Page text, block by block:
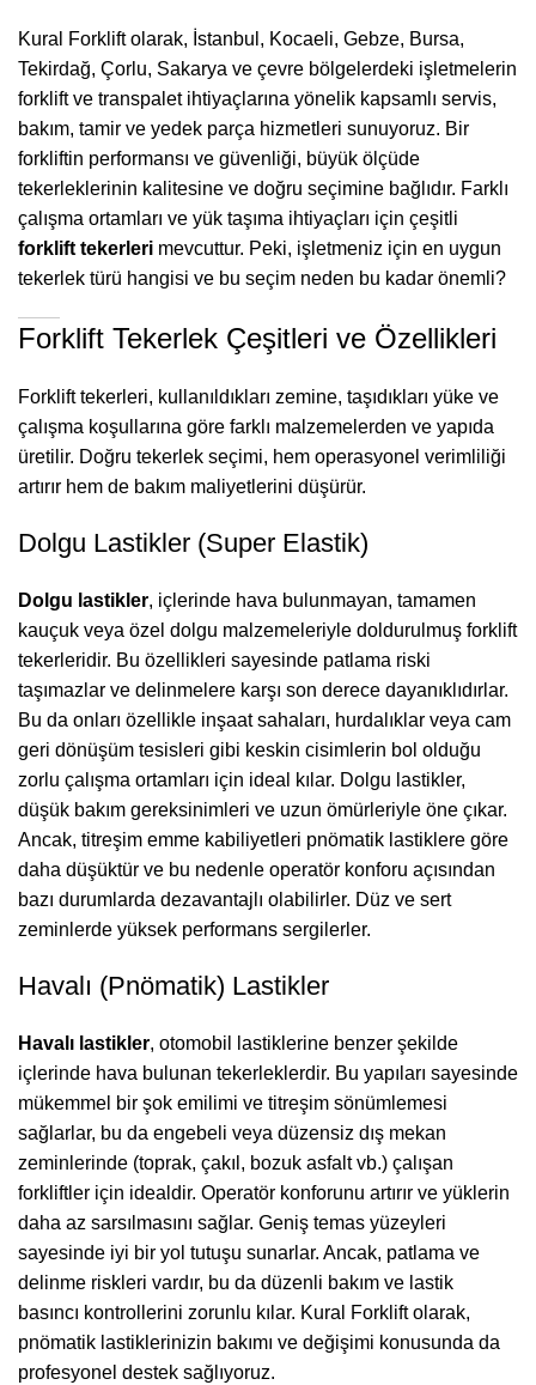
Kural Forklift olarak, İstanbul, Kocaeli, Gebze, Bursa,
Tekirdağ, Çorlu, Sakarya ve çevre bölgelerdeki işletmelerin
forklift ve transpalet ihtiyaçlarına yönelik kapsamlı servis,
bakım, tamir ve yedek parça hizmetleri sunuyoruz. Bir
forkliftin performansı ve güvenliği, büyük ölçüde
tekerleklerinin kalitesine ve doğru seçimine bağlıdır. Farklı
çalışma ortamları ve yük taşıma ihtiyaçları için çeşitli
forklift tekerleri mevcuttur. Peki, işletmeniz için en uygun
tekerlek türü hangisi ve bu seçim neden bu kadar önemli?
Forklift Tekerlek Çeşitleri ve Özellikleri
Forklift tekerleri, kullanıldıkları zemine, taşıdıkları yüke ve
çalışma koşullarına göre farklı malzemelerden ve yapıda
üretilir. Doğru tekerlek seçimi, hem operasyonel verimliliği
artırır hem de bakım maliyetlerini düşürür.
Dolgu Lastikler (Super Elastik)
Dolgu lastikler, içlerinde hava bulunmayan, tamamen
kauçuk veya özel dolgu malzemeleriyle doldurulmuş forklift
tekerleridir. Bu özellikleri sayesinde patlama riski
taşımazlar ve delinmelere karşı son derece dayanıklıdırlar.
Bu da onları özellikle inşaat sahaları, hurdalıklar veya cam
geri dönüşüm tesisleri gibi keskin cisimlerin bol olduğu
zorlu çalışma ortamları için ideal kılar. Dolgu lastikler,
düşük bakım gereksinimleri ve uzun ömürleriyle öne çıkar.
Ancak, titreşim emme kabiliyetleri pnömatik lastiklere göre
daha düşüktür ve bu nedenle operatör konforu açısından
bazı durumlarda dezavantajlı olabilirler. Düz ve sert
zeminlerde yüksek performans sergilerler.
Havalı (Pnömatik) Lastikler
Havalı lastikler, otomobil lastiklerine benzer şekilde
içlerinde hava bulunan tekerleklerdir. Bu yapıları sayesinde
mükemmel bir şok emilimi ve titreşim sönümlemesi
sağlarlar, bu da engebeli veya düzensiz dış mekan
zeminlerinde (toprak, çakıl, bozuk asfalt vb.) çalışan
forkliftler için idealdir. Operatör konforunu artırır ve yüklerin
daha az sarsılmasını sağlar. Geniş temas yüzeyleri
sayesinde iyi bir yol tutuşu sunarlar. Ancak, patlama ve
delinme riskleri vardır, bu da düzenli bakım ve lastik
basıncı kontrollerini zorunlu kılar. Kural Forklift olarak,
pnömatik lastiklerinizin bakımı ve değişimi konusunda da
profesyonel destek sağlıyoruz.